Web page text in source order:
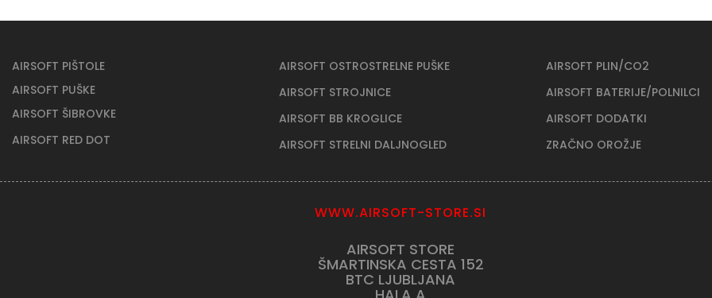
AIRSOFT PIŠTOLE
AIRSOFT PUŠKE
AIRSOFT ŠIBROVKE
AIRSOFT RED DOT
AIRSOFT OSTROSTRELNE PUŠKE
AIRSOFT STROJNICE
AIRSOFT BB KROGLICE
AIRSOFT STRELNI DALJNOGLED
AIRSOFT PLIN/CO2
AIRSOFT BATERIJE/POLNILCI
AIRSOFT DODATKI
ZRAČNO OROŽJE
WWW.AIRSOFT-STORE.SI
AIRSOFT STORE
ŠMARTINSKA CESTA 152
BTC LJUBLJANA